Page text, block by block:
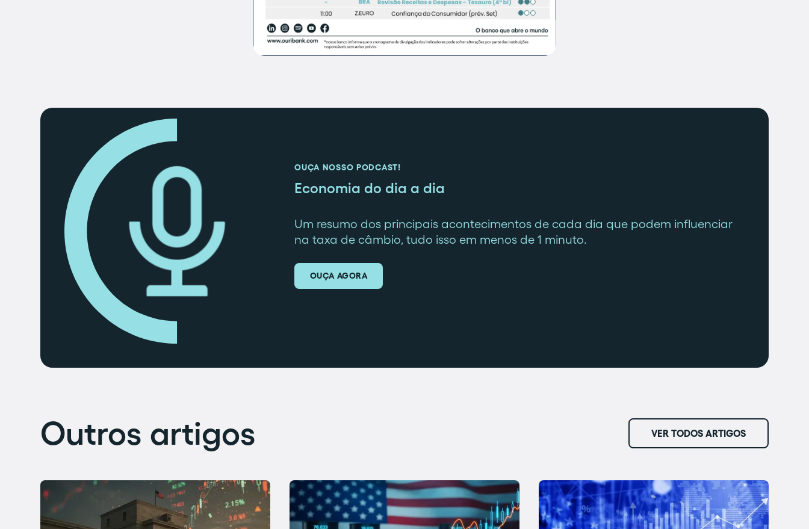
OUÇA NOSSO PODCAST!
Economia do dia a dia
Um resumo dos principais acontecimentos de cada dia que podem influenciar
na taxa de câmbio, tudo isso em menos de 1 minuto.
OUÇA AGORA
Outros artigos VER TODOS ARTIGOS